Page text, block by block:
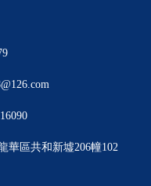
華區共和新墟206幢102